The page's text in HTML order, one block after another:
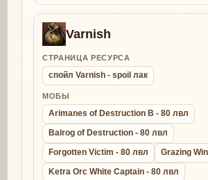
Varnish
СТРАНИЦА РЕСУРСА
спойл Varnish - spoil лак
МОБЫ
Arimanes of Destruction B - 80 лвл
Balrog of Destruction - 80 лвл
Forgotten Victim - 80 лвл
Grazing
Ketra Orc White Captain - 80 лвл